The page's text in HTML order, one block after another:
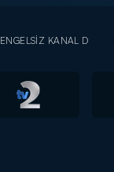
ENGELSİZ KANAL D